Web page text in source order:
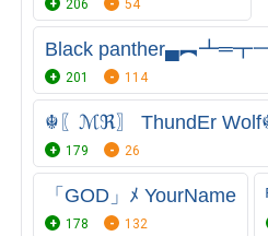
206 54
Black panther▄︻┻═┳
201 114
☬〖ℳℜ〗 ThundEr
179 26
「GOD」ﾒ YourName
178 132